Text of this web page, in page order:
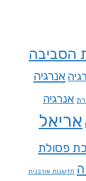
הסביבה
אנרגיה
אנרגיה
אריאל
פסולת
חדשנות אורבנית